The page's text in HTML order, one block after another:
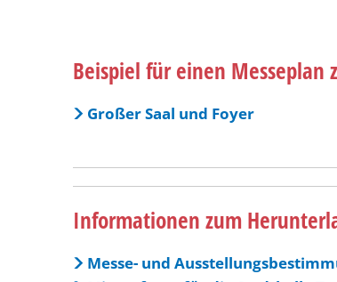
Beispiel für einen Messeplan
Großer Saal und Foyer
Informationen zum
Messe- und